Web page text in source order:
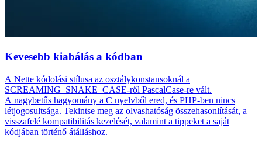
Kevesebb kiabálás a kódban
A Nette kódolási stílusa az osztálykonstansoknál a
SCREAMING_SNAKE_CASE-ről PascalCase-re vált.
A nagybetűs hagyomány a C nyelvből ered, és PHP-ben nincs
létjogosultsága. Tekintse meg az olvashatóság összehasonlítását, a
visszafelé kompatibilitás kezelését, valamint a tippeket a saját
kódjában történő átálláshoz.